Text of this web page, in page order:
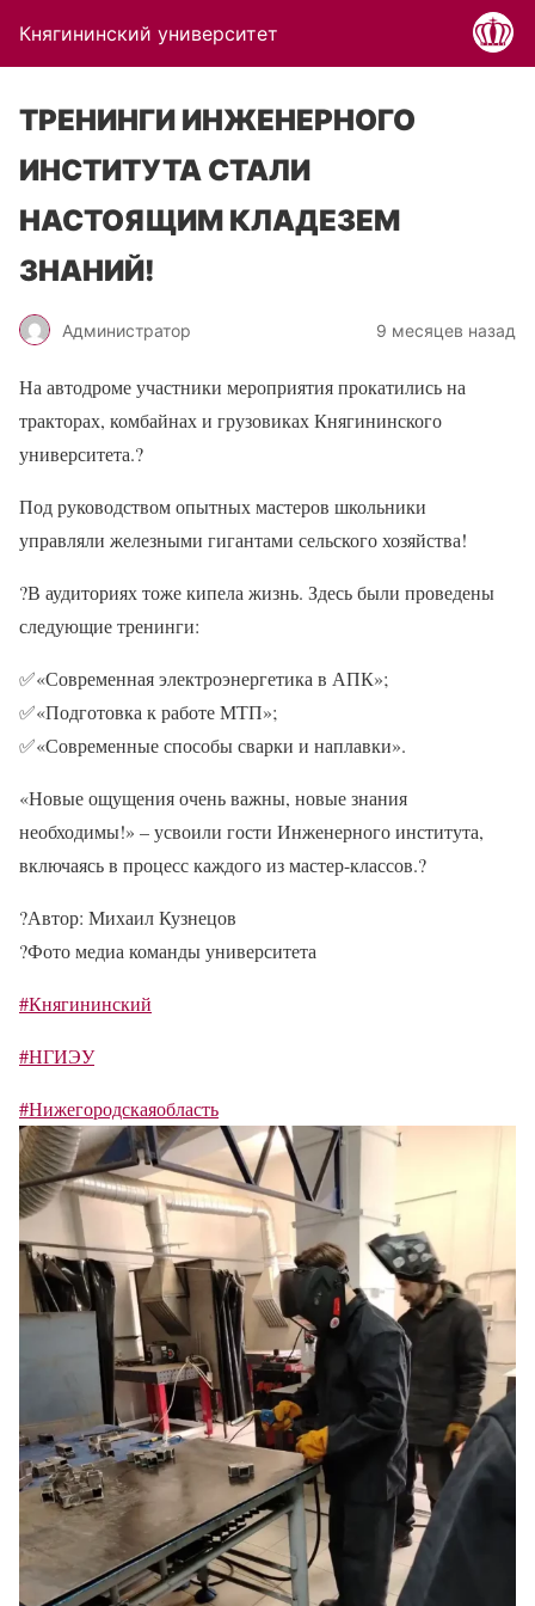
Княгининский университет
ТРЕНИНГИ ИНЖЕНЕРНОГО
ИНСТИТУТА СТАЛИ
НАСТОЯЩИМ КЛАДЕЗЕМ
ЗНАНИЙ!
Администратор 9 месяцев назад
На автодроме участники мероприятия прокатились на
тракторах, комбайнах и грузовиках Княгининского
университета.?
Под руководством опытных мастеров школьники
управляли железными гигантами сельского хозяйства!
?В аудиториях тоже кипела жизнь. Здесь были проведены
следующие тренинги:
✅«Современная электроэнергетика в АПК»;
✅«Подготовка к работе МТП»;
✅«Современные способы сварки и наплавки».
«Новые ощущения очень важны, новые знания
необходимы!» – усвоили гости Инженерного института,
включаясь в процесс каждого из мастер-классов.?
?Автор: Михаил Кузнецов
?Фото медиа команды университета
#Княгининский
#НГИЭУ
#Нижегородскаяобласть